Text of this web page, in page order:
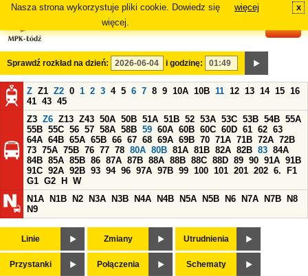
Nasza strona wykorzystuje pliki cookie. Dowiedz się
więcej.
więcej x
Sprawdź rozkład na dzień: i godzinę:
Z Z1 Z2 0 1 2 3 4 5 6 7 8 9 10A 10B 11 12 13 14 15 16
41 43 45
Z3 Z6 Z13 Z43 50A 50B 51A 51B 52 53A 53C 53B 54B 55A
55B 55C 56 57 58A 58B 59 60A 60B 60C 60D 61 62 63
64A 64B 65A 65B 66 67 68 69A 69B 70 71A 71B 72A 72B
73 75A 75B 76 77 78 80A 80B 81A 81B 82A 82B 83 84A
84B 85A 85B 86 87A 87B 88A 88B 88C 88D 89 90 91A 91B
91C 92A 92B 93 94 96 97A 97B 99 100 101 201 202 6.
F1
G1 G2 H
W
N1A
N1B N2 N3A N3B N4A N4B N5A N5B N6 N7A N7B
N8
N9
Linie Zmiany Utrudnienia
Przystanki Połączenia Schematy